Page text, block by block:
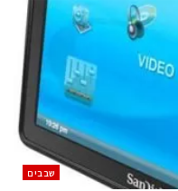
‫שבבים‬